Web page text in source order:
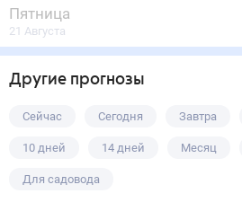
Пятница
21 Августа
Другие прогнозы
Сейчас Сегодня Завтра
10 дней 14 дней Месяц
Для садовода